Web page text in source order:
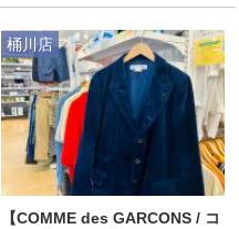
【COMME des GARCONS / コ
桶川店